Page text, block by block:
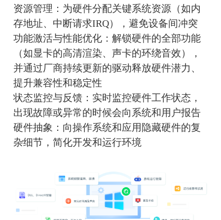
资源管理：为硬件分配关键系统资源（如内
存地址、中断请求IRQ），避免设备间冲突
功能激活与性能优化：解锁硬件的全部功能
（如显卡的高清渲染、声卡的环绕音效），
并通过厂商持续更新的驱动释放硬件潜力、
提升兼容性和稳定性
状态监控与反馈：实时监控硬件工作状态，
出现故障或异常的时候会向系统和用户报告
硬件抽象：向操作系统和应用隐藏硬件的复
杂细节，简化开发和运行环境